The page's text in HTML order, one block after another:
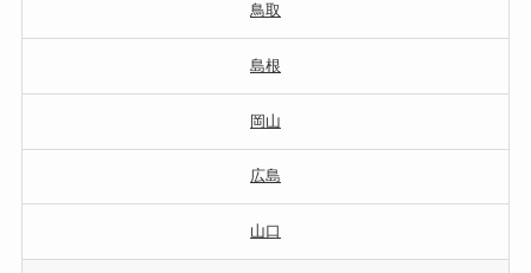
鳥取
島根
岡山
広島
山口